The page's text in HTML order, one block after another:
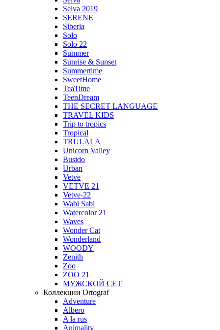
Selva 2019
SERENE
Siberia
Solo
Solo 22
Summer
Sunrise & Sunset
Summertime
SweetHome
TeaTime
TeenDream
THE SECRET LANGUAGE
TRAVEL KIDS
Trip to tropics
Tropical
TRULALA
Unicorn Valley
Busido
Urban
Vetve
VETVE 21
Vetve-22
Wabi Sabi
Watercolor 21
Waves
Wonder Cat
Wonderland
WOODY
Zenith
Zoo
ZOO 21
МУЖСКОЙ СЕТ
Коллекции Ortograf
Adventure
Albero
A la rus
Animality